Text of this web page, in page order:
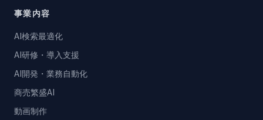
事業内容
AI検索最適化
AI研修・導入支援
AI開発・業務自動化
商売繁盛AI
動画制作